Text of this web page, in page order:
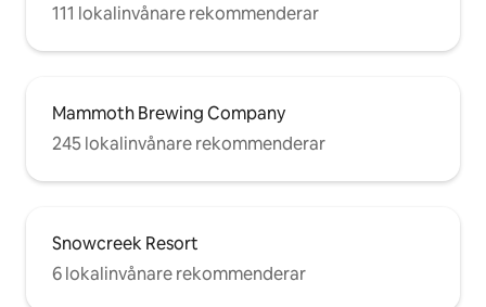
111 lokalinvånare rekommenderar
Mammoth Brewing Company
245 lokalinvånare rekommenderar
Snowcreek Resort
6 lokalinvånare rekommenderar